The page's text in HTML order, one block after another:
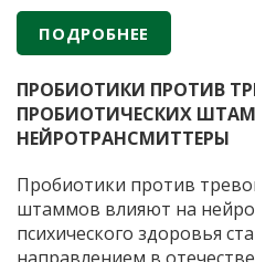
Герпетическая инфекция
распространенных
при этом стандартная
ПОДРОБНЕЕ
ПРОБИОТИКИ ПРОТИВ
ПРОБИОТИЧЕСКИХ
НЕЙРОТРАНСМИТТЕРЫ
Пробиотики против
штаммов влияют на
психического здоровья